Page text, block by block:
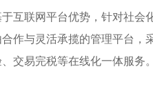
于互联网平台优势，针对社会
合作与灵活承揽的管理平台，
交易完税等在线化一体服务。